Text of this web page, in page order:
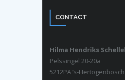
CONTACT
Hilma Hendriks
Pelssingel 20-20a
5212PA ’s-Hertogenbosch